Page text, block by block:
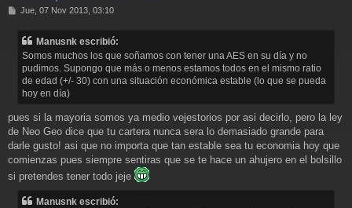
M
Jue, 07 Nov 2013, 03:10
Manusnk escribió:
Somos muchos los que soñamos con tener una AES en su día y no
pudimos. Supongo que más o menos estamos todos en el mismo ratio
de edad (+/- 30) con una situación económica estable (lo que se pueda
hoy en día)
pues si la mayoria somos ya medio vejestorios por asi decirlo, pero la ley
de Neo Geo dice que tu cartera nunca sera lo demasiado grande para
darle gusto! asi que no importa que tan estable sea tu economia hoy que
comienzas pues siempre sentiras que se te hace un ahujero en el bolsillo
si pretendes tener todo jeje
Manusnk escribió: